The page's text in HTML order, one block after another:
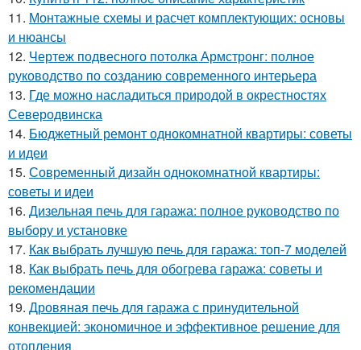
11. Монтажные схемы и расчет комплектующих: основы
и нюансы
12. Чертеж подвесного потолка Армстронг: полное
руководство по созданию современного интерьера
13. Где можно насладиться природой в окрестностях
Северодвинска
14. Бюджетный ремонт однокомнатной квартиры: советы
и идеи
15. Современный дизайн однокомнатной квартиры:
советы и идеи
16. Дизельная печь для гаража: полное руководство по
выбору и установке
17. Как выбрать лучшую печь для гаража: топ-7 моделей
18. Как выбрать печь для обогрева гаража: советы и
рекомендации
19. Дровяная печь для гаража с принудительной
конвекцией: экономичное и эффективное решение для
отопления